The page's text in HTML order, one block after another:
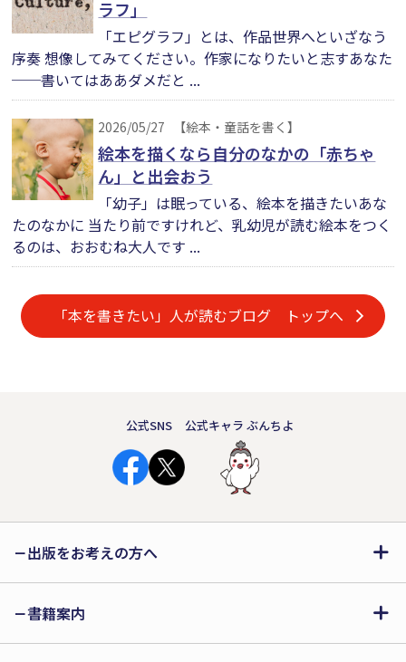
ラフ」
「エピグラフ」とは、作品世界へといざなう
序奏 想像してみてください。作家になりたいと志すあなた
──書いてはああダメだと ...
2026/05/27 【絵本・童話を書く】
絵本を描くなら自分のなかの「赤ちゃ
ん」と出会おう
「幼子」は眠っている、絵本を描きたいあな
たのなかに 当たり前ですけれど、乳幼児が読む絵本をつく
るのは、おおむね大人です ...
「本を書きたい」人が読むブログ トップへ
公式SNS 公式キャラ ぶんちよ
出版をお考えの方へ
書籍案内